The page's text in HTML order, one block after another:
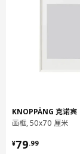
KNOPPÄNG 克诺宾
画框, 50x70 厘米
¥79.99
¥ 79.99